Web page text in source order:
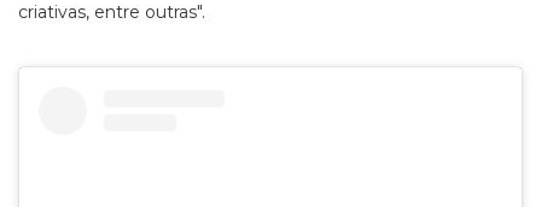
criativas, entre outras".